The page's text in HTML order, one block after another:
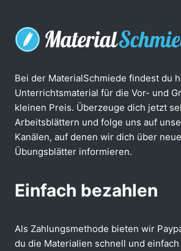
Bei der MaterialSchmiede findest du
Unterrichtsmaterial für die Vor- und
kleinen Preis. Überzeuge dich jetzt
Arbeitsblättern und folge uns auf
Kanälen, auf denen wir dich über
Übungsblätter informieren.
Einfach bezahlen
Als Zahlungsmethode bieten wir
du die Materialien schnell und einfach